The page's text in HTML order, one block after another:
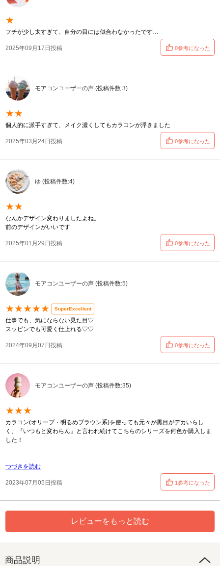
★
フチが少し太すぎて、自分の目には似合わなかったです…
2025年09月17日投稿 0参考になった
モアコンユーザーの声 (投稿件数:3)
★★
個人的に派手すぎて、メイク濃くしてもカラコンが浮きました
2025年03月24日投稿 0参考になった
ゆ (投稿件数:4)
★★
なんかデザイン変わりましたよね。
前のデザインがいいです
2025年01月29日投稿 0参考になった
モアコンユーザーの声 (投稿件数:5)
★★★★★ SuperExcellent
仕事でも、気にならない見た目♡
スッピンでも可愛く仕上れる♡♡
2024年09月07日投稿 0参考になった
モアコンユーザーの声 (投稿件数:35)
★★★
カラコン(オリーブ・明るめブラウン系)を使っても元々が黒目がデカいらし
く、『いつもと変わらん』と言われ続けてこちらのシリーズを何色か購入しま
した！
つづきを読む
2023年07月05日投稿 1参考になった
レビューをもっと読む
商品説明